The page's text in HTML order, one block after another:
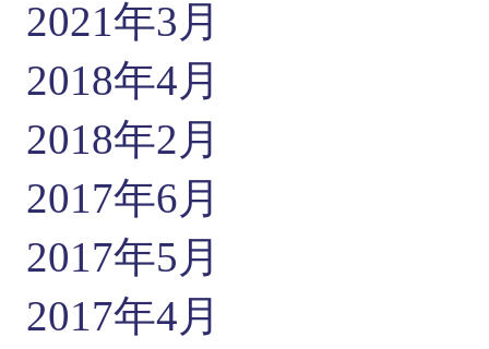
2021年3月
2018年4月
2018年2月
2017年6月
2017年5月
2017年4月